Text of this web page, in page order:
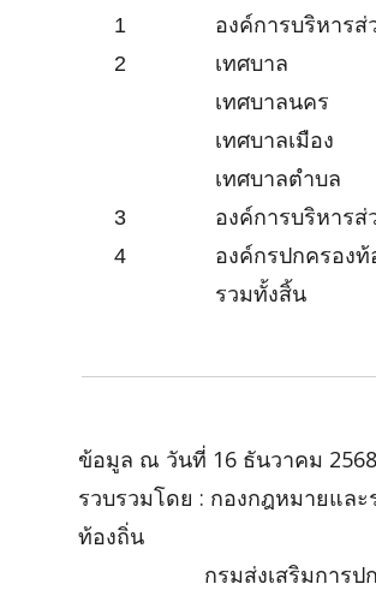
1
องค์การบริหารส่
2
เทศบาล
เทศบาลนคร
เทศบาลเมือง
เทศบาลตำบล
3
องค์การบริหารส่
4
องค์กรปกครอง
รวมทั้งสิ้น
ข้อมูล ณ วันที่ 16 ธันวาคม 2568
รวบรวมโดย : กองกฎหมายและ
ท้องถิ่น
กรมส่งเสริมการป